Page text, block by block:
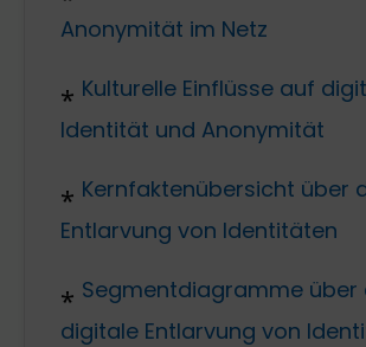
Anonymität im Netz
Kulturelle Einflüsse auf
Identität und Anonymität
Kernfaktenübersicht über
Entlarvung von Identitäten
Segmentdiagramme über
digitale Entlarvung von